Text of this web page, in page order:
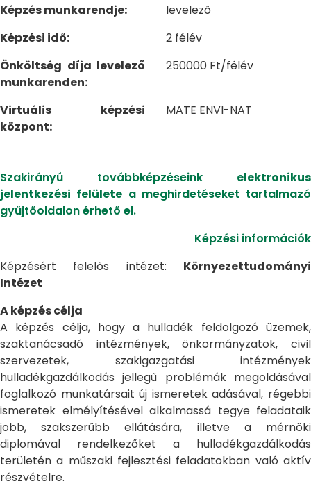
Képzés munkarendje:
levelező
Képzési idő:
2 félév
Önköltség díja levelező
munkarenden:
250000 Ft/félév
Virtuális képzési
központ:
MATE ENVI-NAT
Szakirányú továbbképzéseink elektronikus
jelentkezési felületea meghirdetéseket tartalmazó
gyűjtőoldalon érhető el.
Képzési információk
Képzésért felelős intézet: Környezettudományi
Intézet
A képzés célja
A képzés célja, hogy a hulladék feldolgozó üzemek,
szaktanácsadó intézmények, önkormányzatok, civil
szervezetek, szakigazgatási intézmények
hulladékgazdálkodás jellegű problémák megoldásával
foglalkozó munkatársait új ismeretek adásával, régebbi
ismeretek elmélyítésével alkalmassá tegye feladataik
jobb, szakszerűbb ellátására, illetve a mérnöki
diplomával rendelkezőket a hulladékgazdálkodás
területén a műszaki fejlesztési feladatokban való aktív
részvételre.